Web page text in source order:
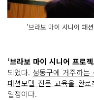
'브라보 마이 시니어 패
‘브라보 마이 시니어 프로젝
되었다. 성동구에 거주하는
패션모델 전문 교육을 완
일정이다.